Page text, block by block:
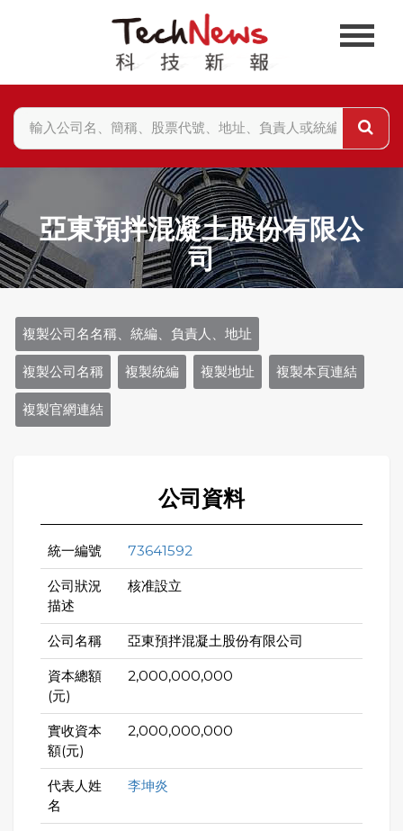
亞東預拌混凝土股份有限公
司
複製公司名名稱、統編、負責人、地址
複製公司名稱 複製統編 複製地址 複製本頁連結
複製官網連結
公司資料
統一編號 73641592
公司狀況
描述
核准設立
公司名稱 亞東預拌混凝土股份有限公司
資本總額
(元)
2,000,000,000
實收資本
額(元)
2,000,000,000
代表人姓
名
李坤炎